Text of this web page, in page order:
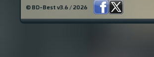
© BD-Best v3.6 / 2026